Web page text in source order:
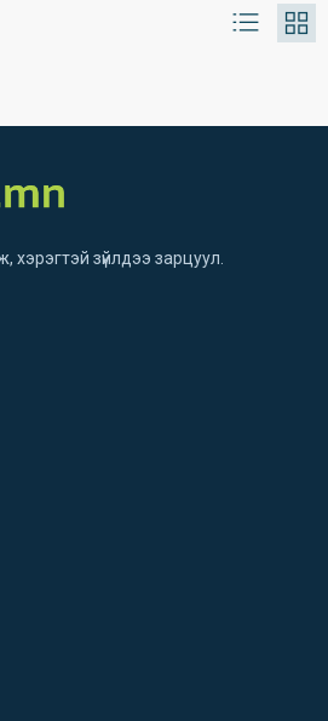
хэрэгтэй зүйлдээ зарцуул.